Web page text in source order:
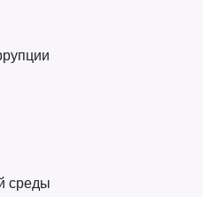
среды